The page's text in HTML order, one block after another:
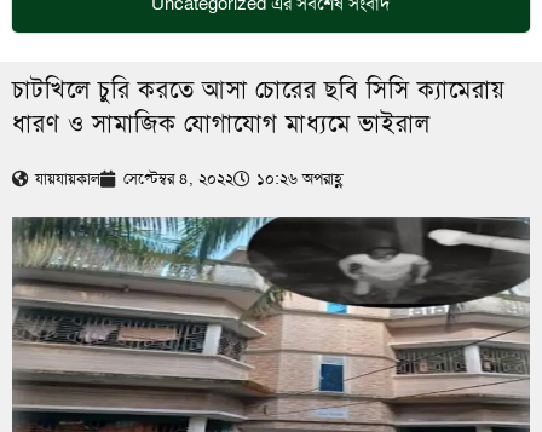
চাটখিলে চুরি করতে আসা চোরের ছবি সিসি ক্যামেরায়
ধারণ ও সামাজিক যোগাযোগ মাধ্যমে ভাইরাল
যায়যায়কাল সেপ্টেম্বর ৪, ২০২২ ১০:২৬ অপরাহ্ণ